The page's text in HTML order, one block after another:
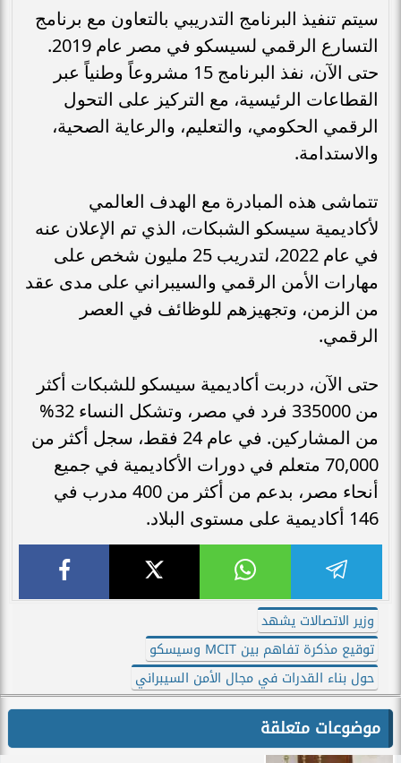
سيتم تنفيذ البرنامج التدريبي بالتعاون مع برنامج
التسارع الرقمي لسيسكو في مصر عام 2019.
حتى الآن، نفذ البرنامج 15 مشروعاً وطنياً عبر
القطاعات الرئيسية، مع التركيز على التحول
الرقمي الحكومي، والتعليم، والرعاية الصحية،
والاستدامة.
تتماشى هذه المبادرة مع الهدف العالمي
لأكاديمية سيسكو الشبكات، الذي تم الإعلان عنه
في عام 2022، لتدريب 25 مليون شخص على
مهارات الأمن الرقمي والسيبراني على مدى عقد
من الزمن، وتجهيزهم للوظائف في العصر
الرقمي.
حتى الآن، دربت أكاديمية سيسكو للشبكات أكثر
من 335000 فرد في مصر، وتشكل النساء 32%
من المشاركين. في عام 24 فقط، سجل أكثر من
70,000 متعلم في دورات الأكاديمية في جميع
أنحاء مصر، بدعم من أكثر من 400 مدرب في
146 أكاديمية على مستوى البلاد.
وزير الاتصالات يشهد
توقيع مذكرة تفاهم بين MCIT وسيسكو
حول بناء القدرات في مجال الأمن السيبراني
موضوعات متعلقة